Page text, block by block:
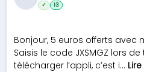
Bonjour, 5 euros offerts avec
Saisis le code JXSMGZ lors
télécharger l’appli, c’est i...
✓ 13